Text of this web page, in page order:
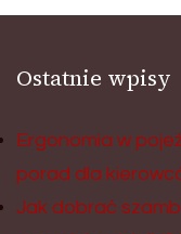
Ostatnie wpisy
Ergonomia w
porad dla
Jak dobrać